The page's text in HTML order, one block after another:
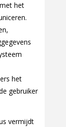
het
het
gebruiker
vermijdt